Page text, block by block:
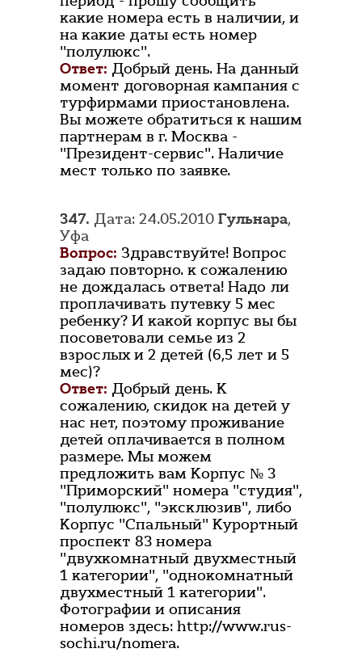
какие номера есть в наличии, и
на какие даты есть номер
"полулюкс".
Ответ: Добрый день. На данный
момент договорная кампания с
турфирмами приостановлена.
Вы можете обратиться к нашим
партнерам в г. Москва -
"Президент-сервис". Наличие
мест только по заявке.
347. Дата: 24.05.2010 Гульнара,
Уфа
Вопрос: Здравствуйте! Вопрос
задаю повторно. к сожалению
не дождалась ответа! Надо ли
проплачивать путевку 5 мес
ребенку? И какой корпус вы бы
посоветовали семье из 2
взрослых и 2 детей (6,5 лет и 5
мес)?
Ответ: Добрый день. К
сожалению, скидок на детей у
нас нет, поэтому проживание
детей оплачивается в полном
размере. Мы можем
предложить вам Корпус № 3
"Приморский" номера "студия",
"полулюкс", "эксклюзив", либо
Корпус "Спальный" Курортный
проспект 83 номера
"двухкомнатный двухместный
1 категории", "однокомнатный
двухместный 1 категории".
Фотографии и описания
номеров здесь: http://www.rus-
sochi.ru/nomera.